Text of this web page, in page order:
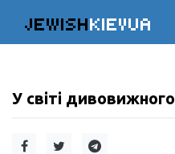
JEWISHKIEVUA
У світі дивовижного